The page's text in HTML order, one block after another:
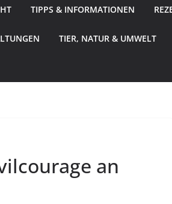
TIPPS & INFORMATIONEN
TIER, NATUR & UMWELT
an